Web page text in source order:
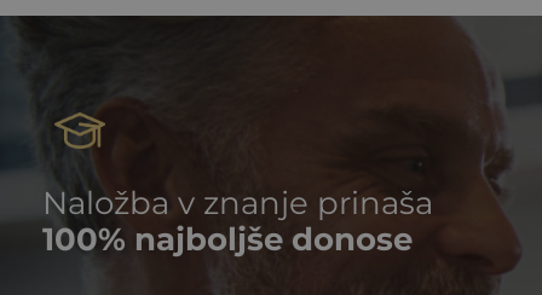
Naložba v znanje prinaša
100% najboljše donose